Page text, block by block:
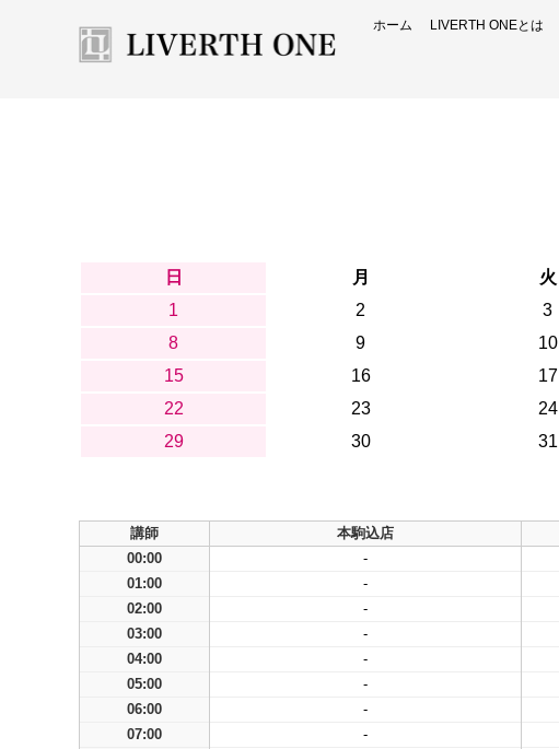
ホーム LIVERTH ONEとは
日 月 火
1
2 3
8
9 10
15
16 17
22
23 24
29
30 31
講師 本駒込店
00:00
-
01:00
-
02:00
-
03:00
-
04:00
-
05:00
-
06:00
-
07:00
-